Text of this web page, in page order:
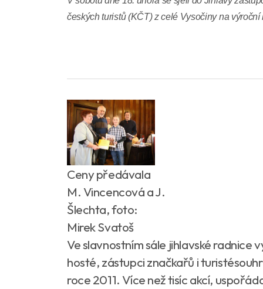
českých turistů (KČT) z celé Vysočiny na výroční
Ceny předávala
M. Vincencová a J.
Šlechta, foto:
Mirek Svatoš
Ve slavnostním sále jihlavské
hosté, zástupci značkařů i
roce 2011. Více než tisíc akcí,